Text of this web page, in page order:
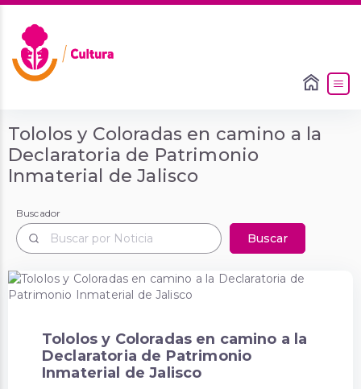
Tololos y Coloradas en camino a la
Declaratoria de Patrimonio
Inmaterial de Jalisco
Buscador
Buscador
Buscar
Tololos y Coloradas en camino a la
Declaratoria de Patrimonio
Inmaterial de Jalisco